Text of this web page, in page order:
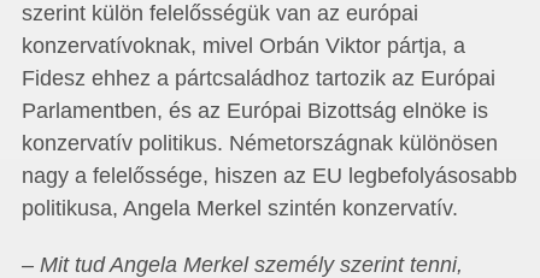
szerint külön felelősségük van az európai
konzervatívoknak, mivel Orbán Viktor pártja, a
Fidesz ehhez a pártcsaládhoz tartozik az Európai
Parlamentben, és az Európai Bizottság elnöke is
konzervatív politikus. Németországnak különösen
nagy a felelőssége, hiszen az EU legbefolyásosabb
politikusa, Angela Merkel szintén konzervatív.
– Mit tud Angela Merkel személy szerint tenni,